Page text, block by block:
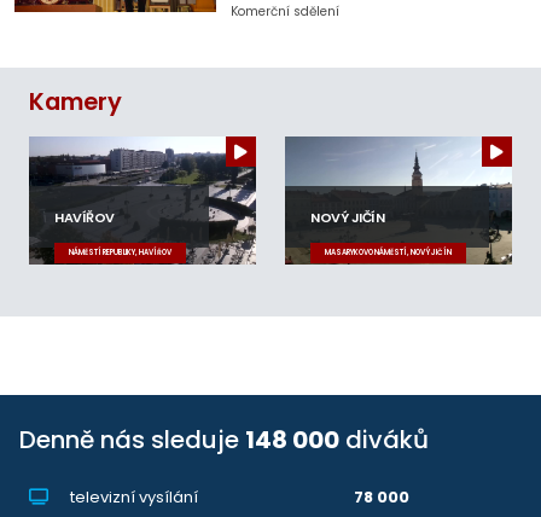
Komerční sdělení
Kamery
HAVÍŘOV
NÁMĚSTÍ REPUBLIKY, HAVÍŘOV
NOVÝ JIČÍN
MASARYKOVO NÁMĚSTÍ, NOVÝ JIČÍN
Denně nás sleduje 148 000 diváků
televizní vysílání
78 000